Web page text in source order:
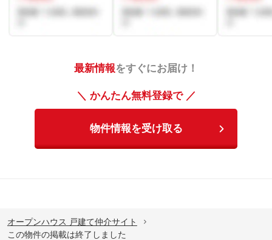
最新情報をすぐにお届け！
＼ かんたん無料登録で ／
物件情報を受け取る
オープンハウス 戸建て仲介サイト
この物件の掲載は終了しました